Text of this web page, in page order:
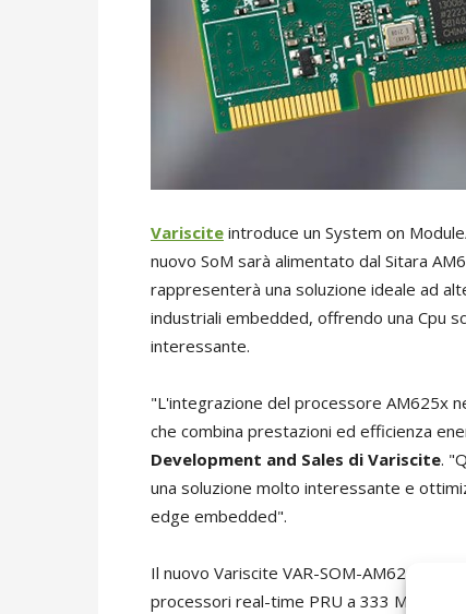
Variscite introduce un System on
nuovo SoM sarà alimentato dal Sitara
rappresenterà una soluzione ideale ad
industriali embedded, offrendo una Cpu
interessante.
"L'integrazione del processore AM625x
che combina prestazioni ed efficienza
Development and Sales di Variscite.
una soluzione molto interessante e
edge embedded".
Il nuovo Variscite VAR-SOM-AM62
processori real-time PRU a 333 MHz per